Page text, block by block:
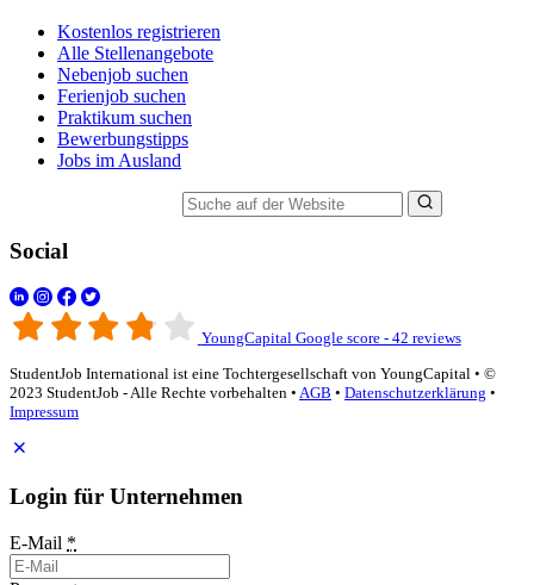
Kostenlos registrieren
Alle Stellenangebote
Nebenjob suchen
Ferienjob suchen
Praktikum suchen
Bewerbungstipps
Jobs im Ausland
Social
YoungCapital Google score - 42 reviews
StudentJob International ist eine Tochtergesellschaft von YoungCapital • ©
2023 StudentJob - Alle Rechte vorbehalten • AGB • Datenschutzerklärung •
Impressum
Login für Unternehmen
E-Mail *